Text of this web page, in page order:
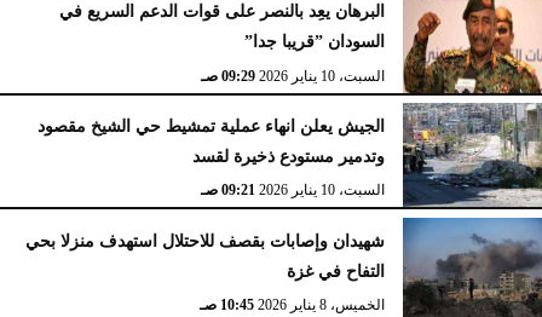
البرهان يعِد بالنصر على قوات الدعم السريع في
السودان ”قريبا جدا”
السبت، 10 يناير 2026 09:29 صـ
الجيش يعلن انهاء عملية تمشيط حي الشيخ مقصود
وتدمير مستودع ذخيرة لقسد
السبت، 10 يناير 2026 09:21 صـ
شهيدان وإصابات بقصف للاحتلال استهدف منزلا بحي
التفاح في غزة
الخميس، 8 يناير 2026 10:45 صـ